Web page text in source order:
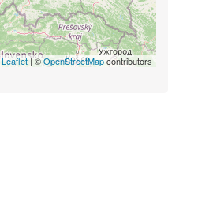
Leaflet| ©OpenStreetMapcontributors